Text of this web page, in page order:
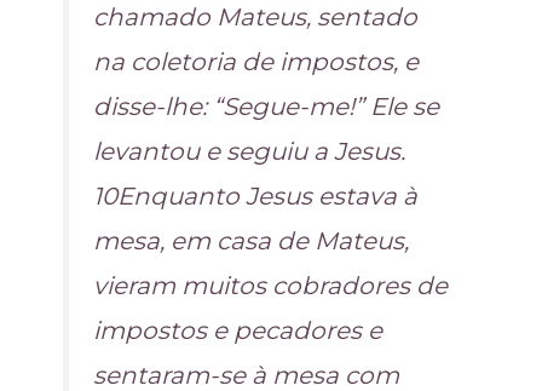
chamado Mateus, sentado
na coletoria de impostos, e
disse-lhe: “Segue-me!” Ele se
levantou e seguiu a Jesus.
10Enquanto Jesus estava à
mesa, em casa de Mateus,
vieram muitos cobradores de
impostos e pecadores e
sentaram-se à mesa com